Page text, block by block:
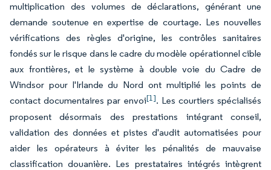
multiplication des volumes de déclarations, générant une
demande soutenue en expertise de courtage. Les nouvelles
vérifications des règles d'origine, les contrôles sanitaires
fondés sur le risque dans le cadre du modèle opérationnel cible
aux frontières, et le système à double voie du Cadre de
Windsor pour l'Irlande du Nord ont multiplié les points de
contact documentaires par envoi[1]. Les courtiers spécialisés
proposent désormais des prestations intégrant conseil,
validation des données et pistes d'audit automatisées pour
aider les opérateurs à éviter les pénalités de mauvaise
classification douanière. Les prestataires intégrés intègrent